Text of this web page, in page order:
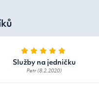
Služby na jedničku
Petr (8.2.2020)